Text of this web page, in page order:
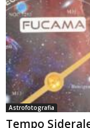
Astrofotografia
Tempo